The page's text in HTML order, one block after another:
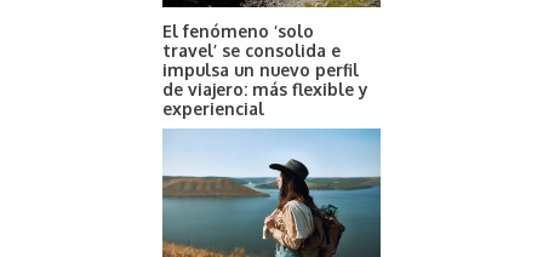
El fenómeno ‘solo
travel’ se consolida e
impulsa un nuevo perfil
de viajero: más flexible y
experiencial